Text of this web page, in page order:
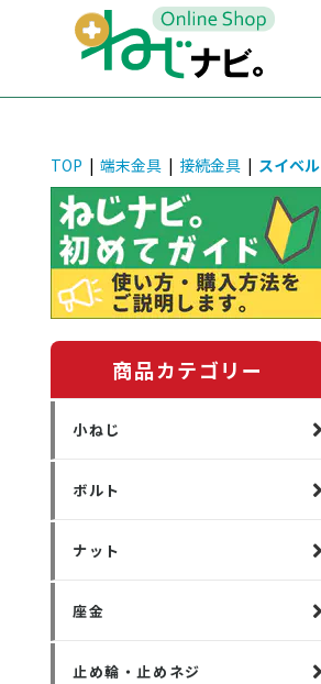
TOP | 端末金具 | 接続金具 | スイベル
商品カテゴリー
小ねじ
ボルト
ナット
座金
止め輪・止めネジ